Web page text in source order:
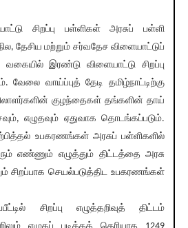
சிறப்பு பள்ளிகள் அரசுப் பள்ளி
தேசிய மற்றும் சர்வதேச விளையாட்டுப்
வகையில் இரண்டு விளையாட்டு சிறப்பு
வேலை வாய்ப்புத் தேடி தமிழ்நாட்டிற்கு
குழந்தைகள் தங்களின் தாய்
எழுதவும் ஏதுவாக தொடங்கப்படும்.
உபகரணங்கள் அரசுப் பள்ளிகளில்
எண்ணும் எழுத்தும் திட்டத்தை அரசு
சிறப்பாக செயல்படுத்திட உபகரணங்கள்
சிறப்பு எழுத்தறிவுத் திட்டம்